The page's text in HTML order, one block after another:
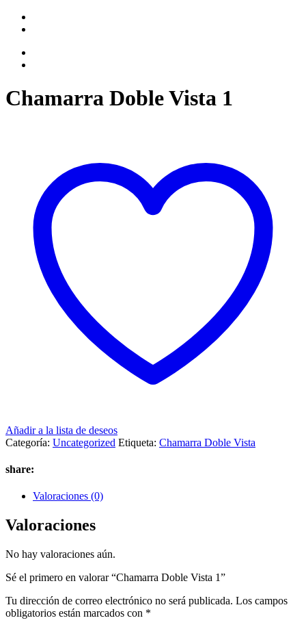
Chamarra Doble Vista 1
Añadir a la lista de deseos
Categoría: Uncategorized Etiqueta: Chamarra Doble Vista
share:
Valoraciones (0)
Valoraciones
No hay valoraciones aún.
Sé el primero en valorar “Chamarra Doble Vista 1”
Tu dirección de correo electrónico no será publicada. Los campos
obligatorios están marcados con *